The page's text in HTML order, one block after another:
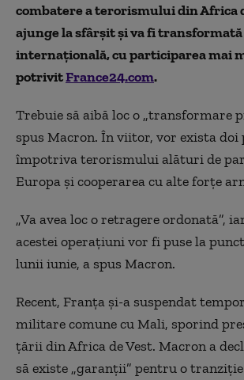
combatere a terorismului din Africa
ajunge la sfârșit și va fi
internațională, cu participarea mai
potrivitFrance24.com.
Trebuie să aibă loc o „transformare
spus Macron. În viitor, vor exista
împotriva terorismului alături de
Europa şi cooperarea cu alte forţe
„Va avea loc o retragere ordonată”,
acestei operațiuni vor fi puse la
lunii iunie, a spus Macron.
Recent, Franţa şi-a suspendat
militare comune cu Mali, sporind
ţării din Africa de Vest. Macron a
să existe „garanţii” pentru o